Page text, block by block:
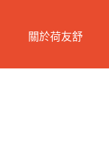
關於荷友舒